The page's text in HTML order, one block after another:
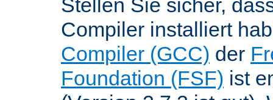
Stellen Sie sicher,
Compiler installiert
Compiler (GCC) der
Foundation (FSF) ist